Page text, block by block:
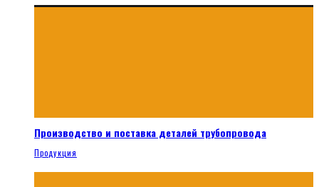
Производство и поставка деталей трубопровода
Продукция